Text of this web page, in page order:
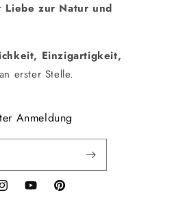
Liebe zur Natur und
Einzigartigkeit,
erster Stelle.
Anmeldung
YouTubePinterest